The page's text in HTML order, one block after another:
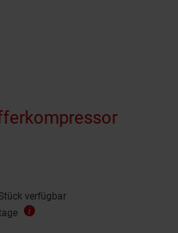
verfügbar